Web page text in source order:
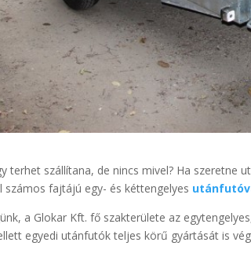
terhet szállítana, de nincs mivel? Ha szeretne
számos fajtájú egy- és kéttengelyes
a Glokar Kft. fő szakterülete az
egyedi utánfutók teljes körű gyártását is